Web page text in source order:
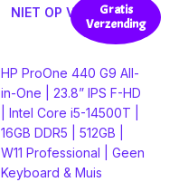
Gratis
Verzending
NIET OP VOORRAAD
HP ProOne 440 G9 All-
in-One | 23.8” IPS F-HD
| Intel Core i5-14500T |
16GB DDR5 | 512GB |
W11 Professional | Geen
Keyboard & Muis